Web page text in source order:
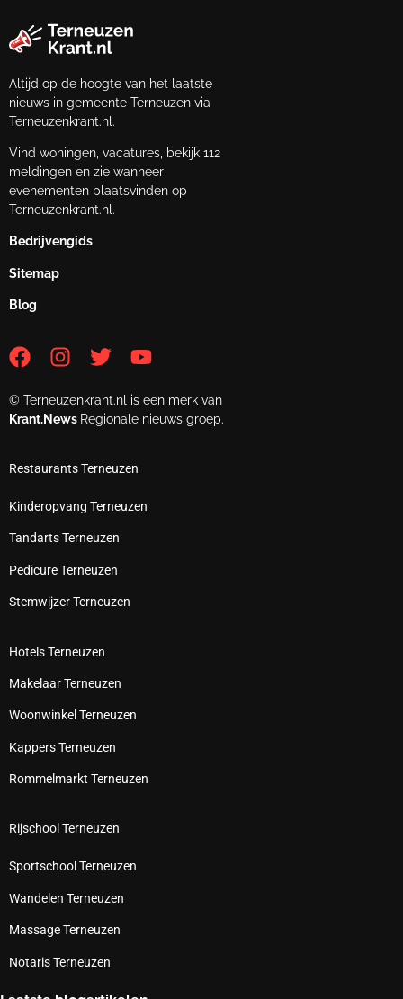
Altijd op de hoogte van het laatste
nieuws in gemeente Terneuzen via
Terneuzenkrant.nl.
Vind woningen, vacatures, bekijk 112
meldingen en zie wanneer
evenementen plaatsvinden op
Terneuzenkrant.nl.
Bedrijvengids
Sitemap
Blog
© Terneuzenkrant.nl is een merk van
Krant.News Regionale nieuws groep.
Restaurants Terneuzen
Kinderopvang Terneuzen
Tandarts Terneuzen
Pedicure Terneuzen
Stemwijzer Terneuzen
Hotels Terneuzen
Makelaar Terneuzen
Woonwinkel Terneuzen
Kappers Terneuzen
Rommelmarkt Terneuzen
Rijschool Terneuzen
Sportschool Terneuzen
Wandelen Terneuzen
Massage Terneuzen
Notaris Terneuzen